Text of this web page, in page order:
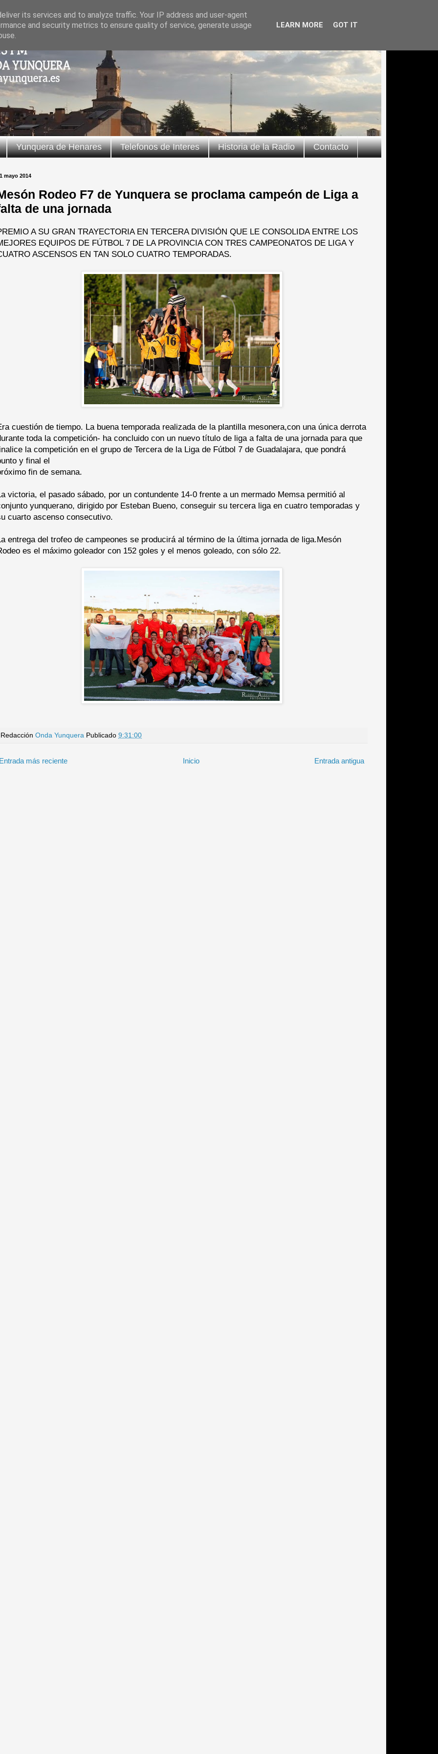
Yunquera de Henares Telefonos de Interes Historia de la Radio Contacto
mayo 2014
Rodeo F7 de Yunquera se proclama campeón de Liga a
de una jornada
A SU GRAN TRAYECTORIA EN TERCERA DIVISIÓN QUE LE CONSOLIDA ENTRE LOS
EQUIPOS DE FÚTBOL 7 DE LA PROVINCIA CON TRES CAMPEONATOS DE LIGA Y
ASCENSOS EN TAN SOLO CUATRO TEMPORADAS.
cuestión de tiempo. La buena temporada realizada de la plantilla mesonera,con una única derrota
toda la competición- ha concluido con un nuevo título de liga a falta de una jornada para que
la competición en el grupo de Tercera de la Liga de Fútbol 7 de Guadalajara, que pondrá
y final el
fin de semana.
victoria, el pasado sábado, por un contundente 14-0 frente a un mermado Memsa permitió al
yunquerano, dirigido por Esteban Bueno, conseguir su tercera liga en cuatro temporadas y
cuarto ascenso consecutivo.
entrega del trofeo de campeones se producirá al término de la última jornada de liga.Mesón
es el máximo goleador con 152 goles y el menos goleado, con sólo 22.
Redacción Onda Yunquera Publicado 9:31:00
más reciente Entrada antigua
Inicio
its services and to analyze traffic. Your IP address and user-agent
and security metrics to ensure quality of service, generate usage
LEARN MORE GOT IT